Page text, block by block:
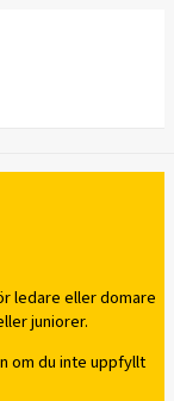
ledare eller domare
juniorer.
om du inte uppfyllt